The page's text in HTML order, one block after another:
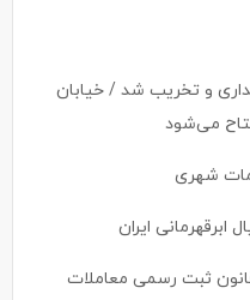
و تخریب شد / خیابان
شهری
ابرقهرمانی ایران
ثبت رسمی معاملات